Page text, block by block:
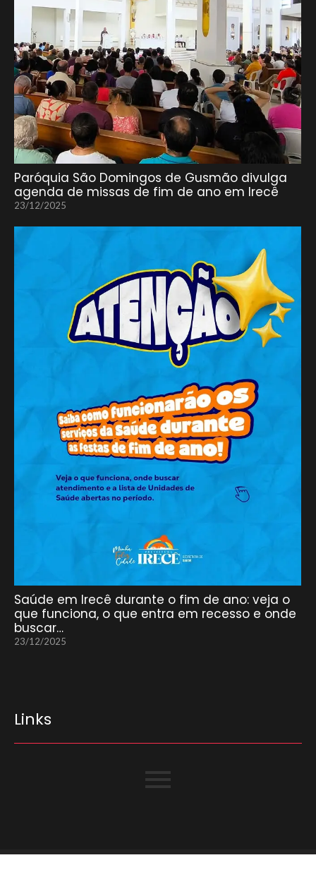
Paróquia São Domingos de Gusmão divulga
agenda de missas de fim de ano em Irecê
23/12/2025
Saúde em Irecê durante o fim de ano: veja o
que funciona, o que entra em recesso e onde
buscar…
23/12/2025
Links